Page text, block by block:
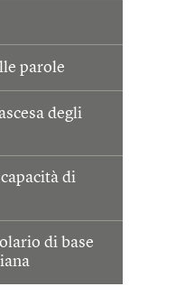
parole
degli
di
di base